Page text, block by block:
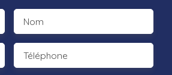
Nom
Téléphone